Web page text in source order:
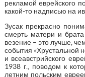
рекламой еврейского
какой-то надписью на
Зусак прекрасно
смерть матери и
везение – это лучше,
события «Хрустальной
и всеавстрийского
1938 г., поводом к
летним польским